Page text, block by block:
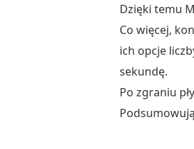
MKV
za
Część
5.
Dzięki temu
Co więcej,
ich opcje
sekundę.
Po zgraniu